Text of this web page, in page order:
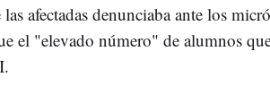
afectadas denunciaba ante los
el "elevado número" de alumnos